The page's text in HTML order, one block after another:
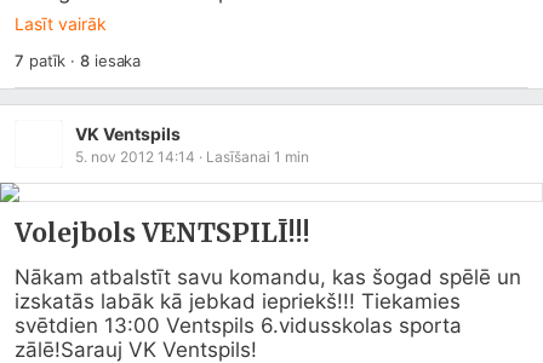
Lasīt vairāk
7 patīk ·8iesaka
VK Ventspils
5. nov 2012 14:14 · Lasīšanai 1 min
Volejbols VENTSPILĪ!!!
Nākam atbalstīt savu komandu, kas šogad spēlē un
izskatās labāk kā jebkad iepriekš!!! Tiekamies
svētdien 13:00 Ventspils 6.vidusskolas sporta
zālē!Sarauj VK Ventspils!